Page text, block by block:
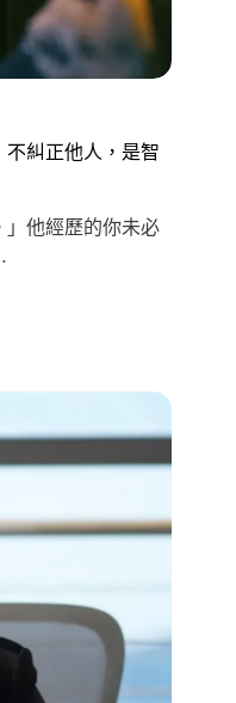
不糾正他人，是智
」他經歷的你未必